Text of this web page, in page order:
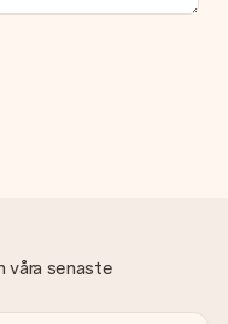
våra senaste